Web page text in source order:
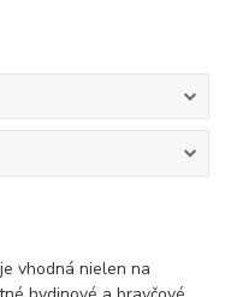
vhodná nielen na